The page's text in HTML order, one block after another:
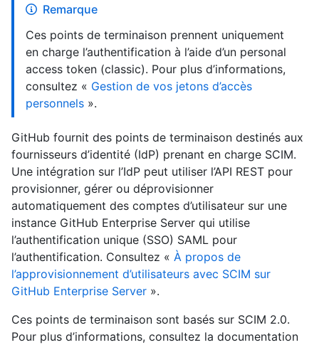
Remarque
Ces points de terminaison prennent uniquement
en charge l’authentification à l’aide d’un personal
access token (classic). Pour plus d’informations,
consultez « Gestion de vos jetons d’accès
personnels ».
GitHub fournit des points de terminaison destinés aux
fournisseurs d’identité (IdP) prenant en charge SCIM.
Une intégration sur l’IdP peut utiliser l’API REST pour
provisionner, gérer ou déprovisionner
automatiquement des comptes d’utilisateur sur une
instance GitHub Enterprise Server qui utilise
l’authentification unique (SSO) SAML pour
l’authentification. Consultez « À propos de
l’approvisionnement d’utilisateurs avec SCIM sur
GitHub Enterprise Server ».
Ces points de terminaison sont basés sur SCIM 2.0.
Pour plus d’informations, consultez la documentation